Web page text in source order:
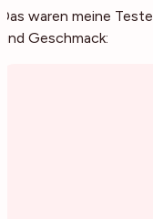
Das waren meine
und Geschmack: